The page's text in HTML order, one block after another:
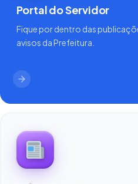
Portal do Servidor
Fique por dentro das
avisos da Prefeitura.